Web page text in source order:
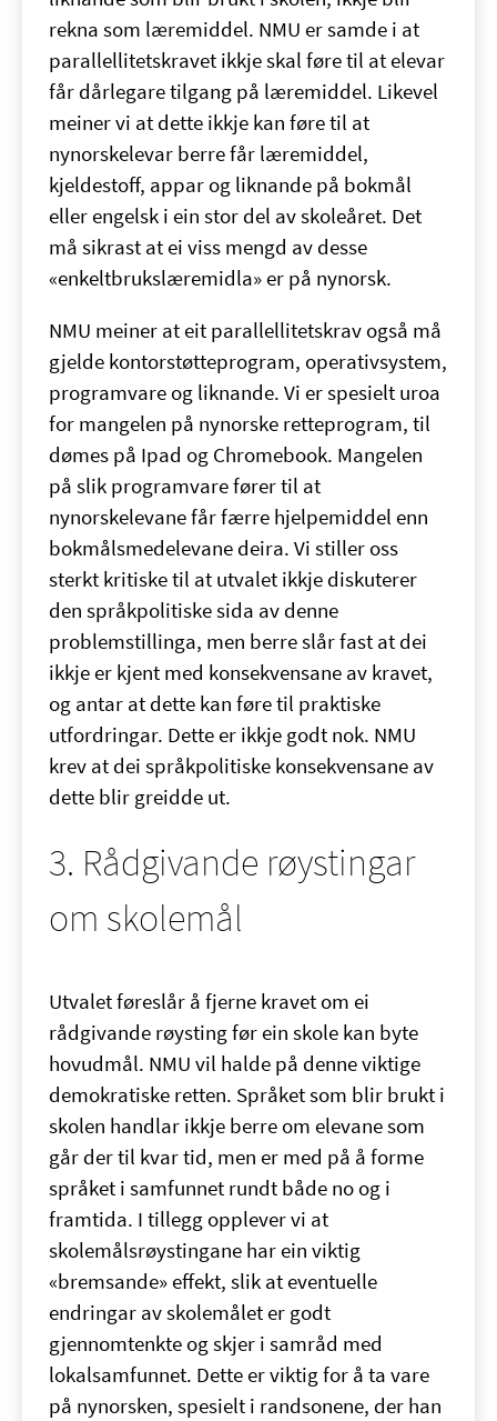
rekna som læremiddel. NMU er samde i at
parallellitetskravet ikkje skal føre til at elevar
får dårlegare tilgang på læremiddel. Likevel
meiner vi at dette ikkje kan føre til at
nynorskelevar berre får læremiddel,
kjeldestoff, appar og liknande på bokmål
eller engelsk i ein stor del av skoleåret. Det
må sikrast at ei viss mengd av desse
«enkeltbrukslæremidla» er på nynorsk.
NMU meiner at eit parallellitetskrav også må
gjelde kontorstøtteprogram, operativsystem,
programvare og liknande. Vi er spesielt uroa
for mangelen på nynorske retteprogram, til
dømes på Ipad og Chromebook. Mangelen
på slik programvare fører til at
nynorskelevane får færre hjelpemiddel enn
bokmålsmedelevane deira. Vi stiller oss
sterkt kritiske til at utvalet ikkje diskuterer
den språkpolitiske sida av denne
problemstillinga, men berre slår fast at dei
ikkje er kjent med konsekvensane av kravet,
og antar at dette kan føre til praktiske
utfordringar. Dette er ikkje godt nok. NMU
krev at dei språkpolitiske konsekvensane av
dette blir greidde ut.
3. Rådgivande røystingar
om skolemål
Utvalet føreslår å fjerne kravet om ei
rådgivande røysting før ein skole kan byte
hovudmål. NMU vil halde på denne viktige
demokratiske retten. Språket som blir brukt i
skolen handlar ikkje berre om elevane som
går der til kvar tid, men er med på å forme
språket i samfunnet rundt både no og i
framtida. I tillegg opplever vi at
skolemålsrøystingane har ein viktig
«bremsande» effekt, slik at eventuelle
endringar av skolemålet er godt
gjennomtenkte og skjer i samråd med
lokalsamfunnet. Dette er viktig for å ta vare
på nynorsken, spesielt i randsonene, der han